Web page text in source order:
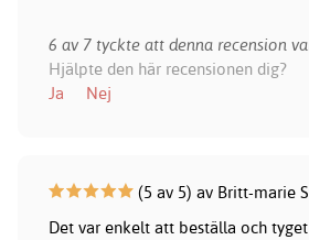
6 av 7 tyckte att denna recension
Hjälpte den här recensionen dig?
Ja
Nej
(5 av 5) av Britt-marie
Det var enkelt att beställa och